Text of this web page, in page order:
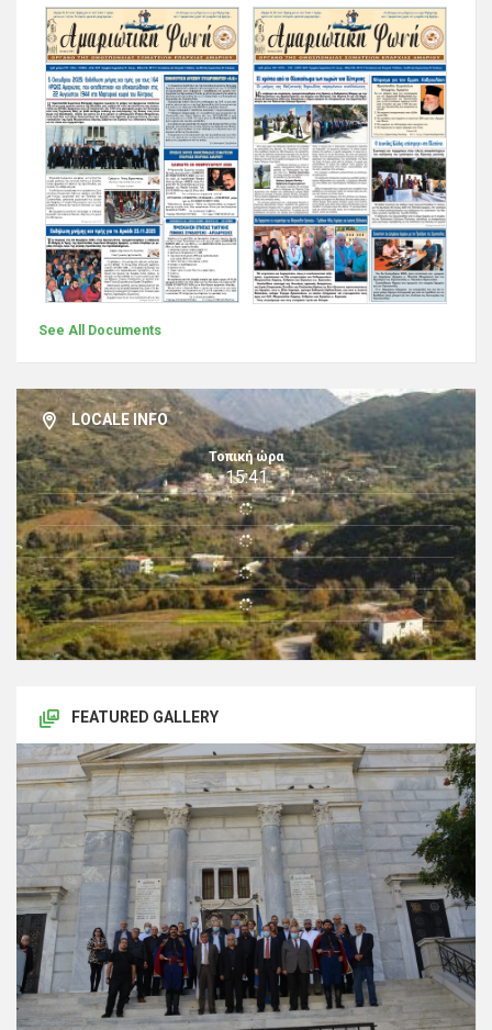
See All Documents
LOCALE INFO
Τοπική ώρα
15:41
FEATURED GALLERY